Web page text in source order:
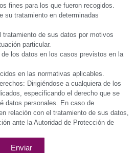
fines para los que fueron recogidos.
su tratamiento en determinadas
de sus datos por motivos
particular.
los datos en los casos previstos en la
en las normativas aplicables.
Dirigiéndose a cualquiera de los
especificando el derecho que se
datos personales. En caso de
relación con el tratamiento de sus datos,
ante la Autoridad de Protección de
Enviar